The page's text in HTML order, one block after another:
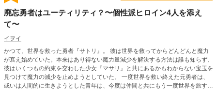
廃忘勇者はユーティリティ？〜個性派ヒロイン4人を添え
て〜
イヲイ
かつて、世界を救った勇者『サトリ』。 彼は世界を救ってからどんどんと魔力
が衰え始めていた。本来はあり得ない魔力量減少を解決する方法は誰も知らず、
彼はいくつもの約束を交わした少女『マサリ』と共にあるかもわからない宝玉を
見つけて魔力の減少を止めようとしていた。 一度世界を救い終えた元勇者は、
或いは人間的に生きようとした青年は、今度は仲間と共にもう一度世界を旅する